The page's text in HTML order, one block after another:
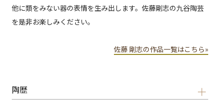
他に類をみない器の表情を生み出します。佐藤剛志の九谷陶芸
を是非お楽しみください。
佐藤 剛志の作品一覧はこちら»
陶歴